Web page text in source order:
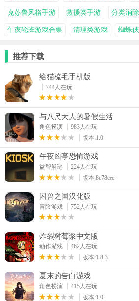
克苏鲁风格手游 救援类手游 分类消
午夜轮班游戏合集 清理类游戏 蜘蛛
推荐下载
给猫梳毛手机版
744人在玩
与八尺大人的暑假生活
角色扮演
983人在玩
版本:1.0
午夜凶亭恐怖游戏
益智解谜
224人在玩
版本:8e78cee
困兽之国汉化版
冒险游戏
752人在玩
炸裂树莓浆中文版
动作游戏
462人在玩
版本:1.8.3
夏末的告白游戏
角色扮演
415人在玩
版本:1.0